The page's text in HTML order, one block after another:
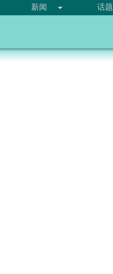
新闻 话题